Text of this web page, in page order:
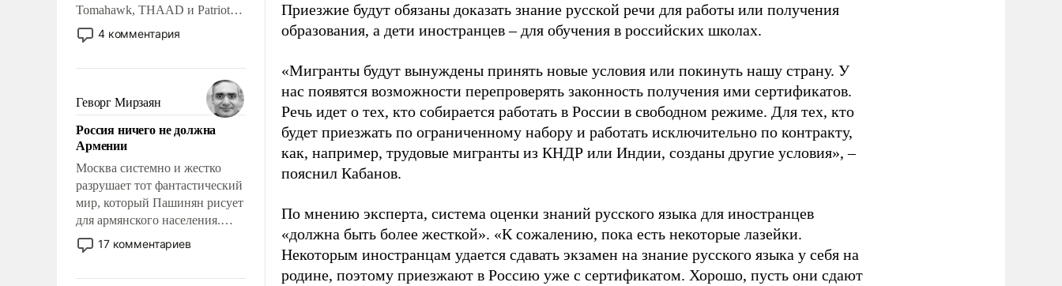
Tomahawk, THAAD и Patriot
США потребуется более трех
лет. Даже небольшая война с
Сложившаяся ситуация
означает многолетний период
уязвимости США, например,
перед Китаем.
4 комментария
Геворг Мирзаян
Россия ничего не должна
Армении
Москва системно и жестко
разрушает тот фантастический
мир, который Пашинян рисует
для армянского населения.
Мир, где политические
прожекты будут безусловно
17 комментариев
Приезжие будут обязаны доказать знание русской речи для работы или получения
образования, а дети иностранцев – для обучения в российских школах.
«Мигранты будут вынуждены принять новые условия или покинуть нашу страну. У
нас появятся возможности перепроверять законность получения ими сертификатов.
Речь идет о тех, кто собирается работать в России в свободном режиме. Для тех, кто
будет приезжать по ограниченному набору и работать исключительно по контракту,
как, например, трудовые мигранты из КНДР или Индии, созданы другие условия», –
пояснил Кабанов.
По мнению эксперта, система оценки знаний русского языка для иностранцев
«должна быть более жесткой». «К сожалению, пока есть некоторые лазейки.
Некоторым иностранцам удается сдавать экзамен на знание русского языка у себя на
родине, поэтому приезжают в Россию уже с сертификатом. Хорошо, пусть они сдают